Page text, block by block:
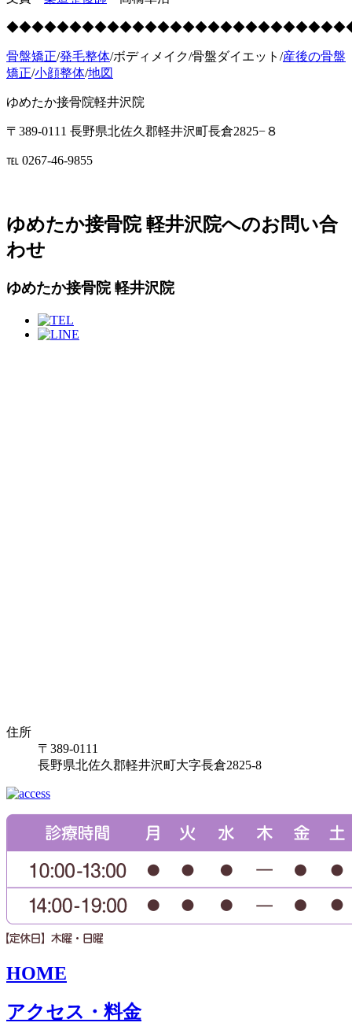
骨盤矯正/発毛整体/ボディメイク/骨盤ダイエット/産後の骨盤
矯正/小顔整体/地図
ゆめたか接骨院軽井沢院
〒389-0111 長野県北佐久郡軽井沢町長倉2825−８
℡ 0267-46-9855
ゆめたか接骨院 軽井沢院へのお問い合
わせ
ゆめたか接骨院 軽井沢院
住所
〒389-0111
長野県北佐久郡軽井沢町大字長倉2825-8
HOME
アクセス・料金